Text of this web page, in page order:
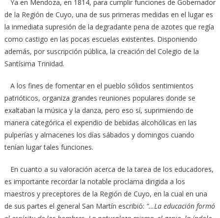
Ya en Mendoza, en 1814, para cumplir funciones de Gobernador
de la Región de Cuyo, una de sus primeras medidas en el lugar es
la inmediata supresión de la degradante pena de azotes que regía
como castigo en las pocas escuelas existentes. Disponiendo
además, por suscripción pública, la creación del Colegio de la
Santísima Trinidad.
A los fines de fomentar en el pueblo sólidos sentimientos
patrióticos, organiza grandes reuniones populares donde se
exaltaban la música y la danza, pero eso sí, suprimiendo de
manera categórica el expendio de bebidas alcohólicas en las
pulperías y almacenes los días sábados y domingos cuando
tenían lugar tales funciones.
En cuanto a su valoración acerca de la tarea de los educadores,
es importante recordar la notable proclama dirigida a los
maestros y preceptores de la Región de Cuyo, en la cual en una
de sus partes el general San Martín escribió: “…La educación formó